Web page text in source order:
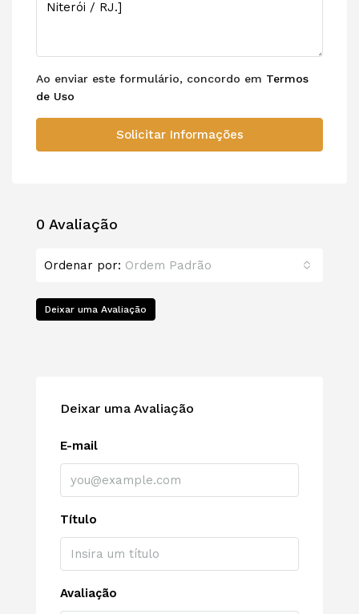
Ao enviar este formulário, concordo em Termos
de Uso
Solicitar Informações
0 Avaliação
Ordenar por: Ordem Padrão
Deixar uma Avaliação
Deixar uma Avaliação
E-mail
Título
Avaliação